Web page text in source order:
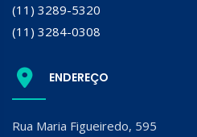
(11) 3289-5320
(11) 3284-0308
ENDEREÇO
Rua Maria Figueiredo, 595